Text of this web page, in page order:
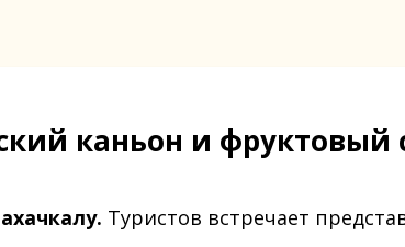
каньон и фруктовый
Туристов встречает